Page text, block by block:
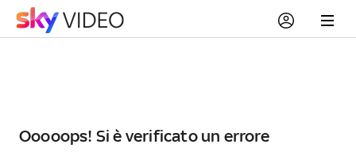
Ooooops! Si è verificato un errore